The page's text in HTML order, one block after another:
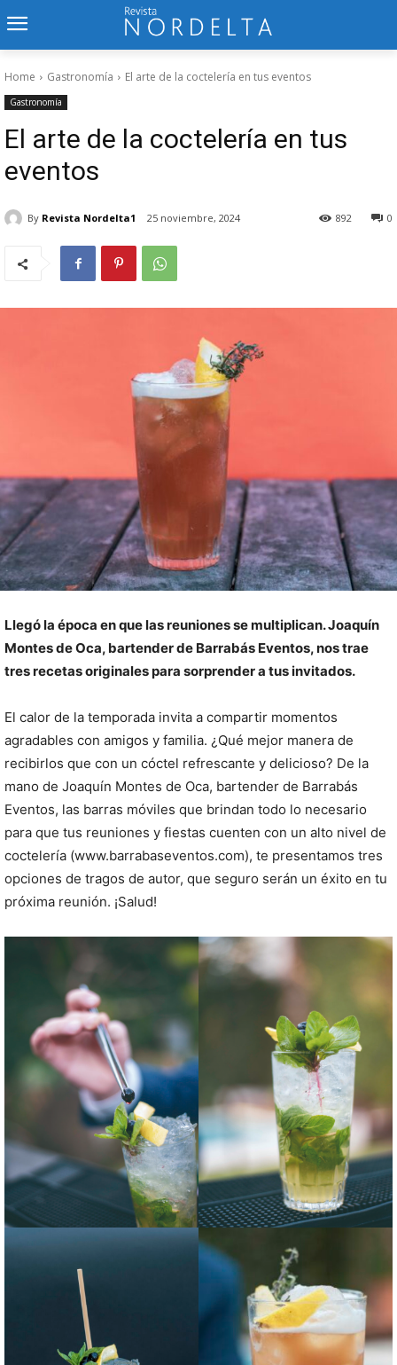
Home Gastronomía El arte de la coctelería en tus eventos
Gastronomía
El arte de la coctelería en tus
eventos
By Revista Nordelta1 25 noviembre, 2024 0
892
Llegó la época en que las reuniones se multiplican. Joaquín
Montes de Oca, bartender de Barrabás Eventos, nos trae
tres recetas originales para sorprender a tus invitados.
El calor de la temporada invita a compartir momentos
agradables con amigos y familia. ¿Qué mejor manera de
recibirlos que con un cóctel refrescante y delicioso? De la
mano de Joaquín Montes de Oca, bartender de Barrabás
Eventos, las barras móviles que brindan todo lo necesario
para que tus reuniones y fiestas cuenten con un alto nivel de
coctelería (www.barrabaseventos.com), te presentamos tres
opciones de tragos de autor, que seguro serán un éxito en tu
próxima reunión. ¡Salud!